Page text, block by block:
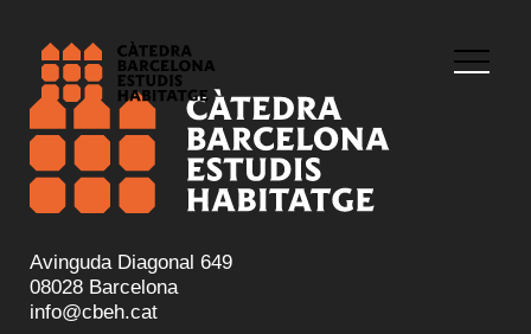
Avinguda Diagonal 649
08028 Barcelona
info@cbeh.cat